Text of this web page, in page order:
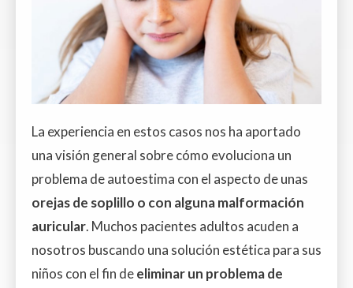
La experiencia en estos casos nos ha aportado
una visión general sobre cómo evoluciona un
problema de autoestima con el aspecto de unas
orejas de soplillo o con alguna malformación
auricular. Muchos pacientes adultos acuden a
nosotros buscando una solución estética para sus
niños con el fin deeliminar un problema de